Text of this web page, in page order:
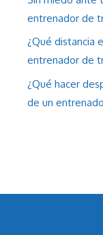
entrenador de
¿Qué distancia
entrenador de
¿Qué hacer
de un